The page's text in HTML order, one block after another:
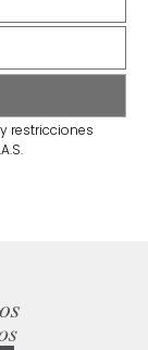
restricciones